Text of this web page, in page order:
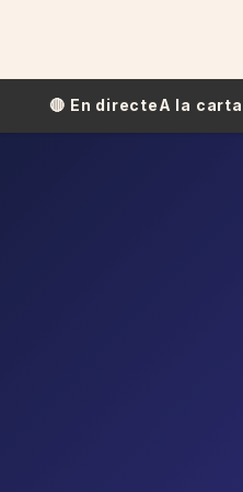
🔴​​ En directeA la carta